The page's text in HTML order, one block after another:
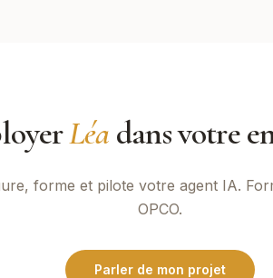
Léa dans votre
forme et pilote votre agent IA.
OPCO.
Parler de mon projet